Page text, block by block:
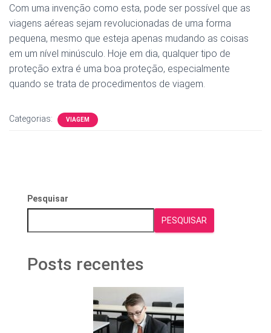
Com uma invenção como esta, pode ser possível que as
viagens aéreas sejam revolucionadas de uma forma
pequena, mesmo que esteja apenas mudando as coisas
em um nível minúsculo. Hoje em dia, qualquer tipo de
proteção extra é uma boa proteção, especialmente
quando se trata de procedimentos de viagem.
Categorias: VIAGEM
Pesquisar
PESQUISAR
Posts recentes